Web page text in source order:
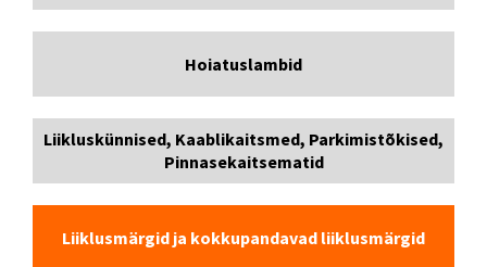
Hoiatuslambid
Liikluskünnised, Kaablikaitsmed, Parkimistõkised,
Pinnasekaitsematid
Liiklusmärgid ja kokkupandavad liiklusmärgid